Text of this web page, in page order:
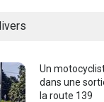
Un
dans une
la route 139